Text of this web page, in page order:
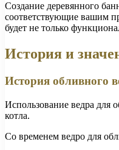
Создание деревянного
соответствующие вашим
будет не только
История и
История обливного
Использование ведра для
котла.
Со временем ведро для